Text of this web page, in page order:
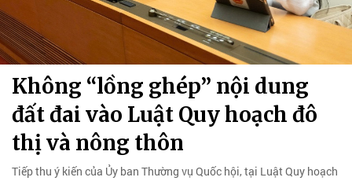
Không “lồng ghép” nội dung
đất đai vào Luật Quy hoạch đô
thị và nông thôn
Tiếp thu ý kiến của Ủy ban Thường vụ Quốc hội, tại Luật Quy hoạch